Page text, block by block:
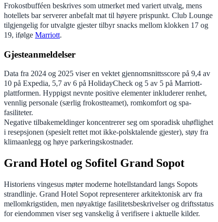
Frokostbufféen beskrives som utmerket med variert utvalg, mens
hotellets bar serverer anbefalt mat til høyere prispunkt. Club Lounge
tilgjengelig for utvalgte gjester tilbyr snacks mellom klokken 17 og
19, ifølge Marriott.
Gjesteanmeldelser
Data fra 2024 og 2025 viser en vektet gjennomsnittsscore på 9,4 av
10 på Expedia, 5,7 av 6 på HolidayCheck og 5 av 5 på Marriott-
plattformen. Hyppigst nevnte positive elementer inkluderer renhet,
vennlig personale (særlig frokostteamet), romkomfort og spa-
fasiliteter.
Negative tilbakemeldinger koncentrerer seg om sporadisk uhøflighet
i resepsjonen (spesielt rettet mot ikke-polsktalende gjester), støy fra
klimaanlegg og høye parkeringskostnader.
Grand Hotel og Sofitel Grand Sopot
Historiens vingesus møter moderne hotellstandard langs Sopots
strandlinje. Grand Hotel Sopot representerer arkitektonisk arv fra
mellomkrigstiden, men nøyaktige fasilitetsbeskrivelser og driftsstatus
for eiendommen viser seg vanskelig å verifisere i aktuelle kilder.